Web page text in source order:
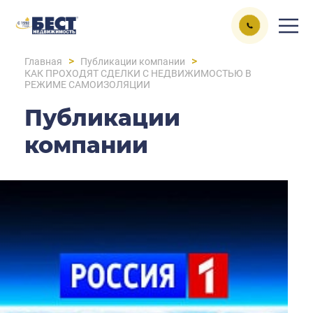
Главная > Публикации компании >
КАК ПРОХОДЯТ СДЕЛКИ С НЕДВИЖИМОСТЬЮ В
РЕЖИМЕ САМОИЗОЛЯЦИИ
Публикации
компании